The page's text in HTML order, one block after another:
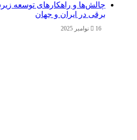
چالش‌ها و راهکارهای توسعه
برقی در ایران و جهان
16 نوامبر 2025